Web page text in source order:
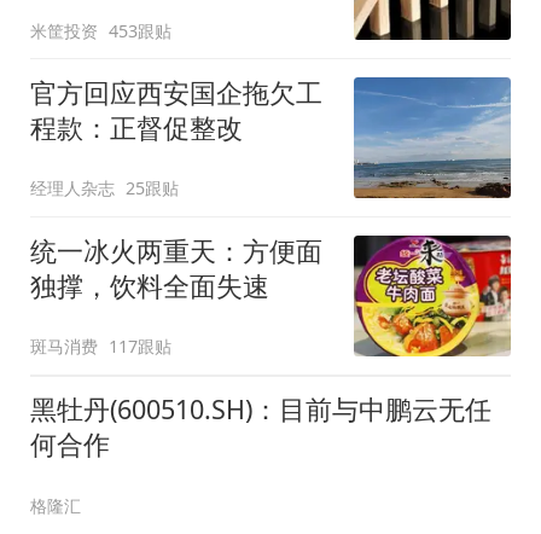
米筐投资 453跟贴
官方回应西安国企拖欠工
程款：正督促整改
经理人杂志 25跟贴
统一冰火两重天：方便面
独撑，饮料全面失速
斑马消费 117跟贴
黑牡丹(600510.SH)：目前与中鹏云无任
何合作
格隆汇